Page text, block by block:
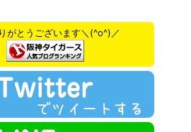
がとうございます＼(^o^)／